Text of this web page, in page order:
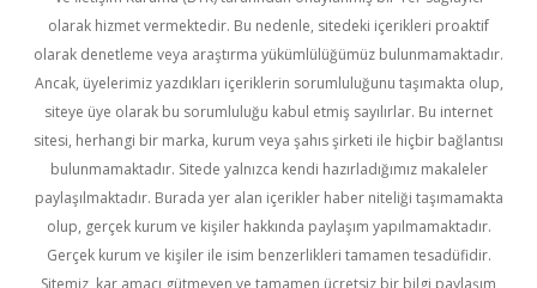
olarak hizmet vermektedir. Bu nedenle, sitedeki içerikleri proaktif
olarak denetleme veya araştırma yükümlülüğümüz bulunmamaktadır.
Ancak, üyelerimiz yazdıkları içeriklerin sorumluluğunu taşımakta olup,
siteye üye olarak bu sorumluluğu kabul etmiş sayılırlar. Bu internet
sitesi, herhangi bir marka, kurum veya şahıs şirketi ile hiçbir bağlantısı
bulunmamaktadır. Sitede yalnızca kendi hazırladığımız makaleler
paylaşılmaktadır. Burada yer alan içerikler haber niteliği taşımamakta
olup, gerçek kurum ve kişiler hakkında paylaşım yapılmamaktadır.
Gerçek kurum ve kişiler ile isim benzerlikleri tamamen tesadüfidir.
Sitemiz, kar amacı gütmeyen ve tamamen ücretsiz bir bilgi paylaşım